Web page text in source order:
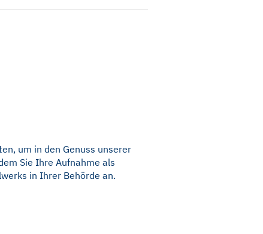
um in den Genuss unserer
Sie Ihre Aufnahme als
in Ihrer Behörde an.